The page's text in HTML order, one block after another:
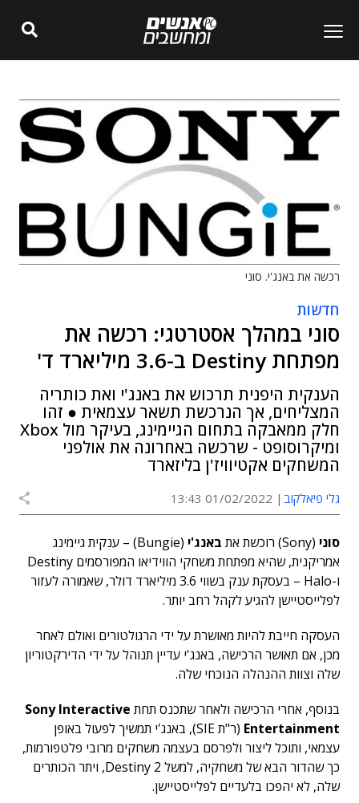
רכשה את באנג'י. סוני
חדשות
סוני במהלך אסטרטגי: רכשה את
מפתחת Destiny ב-3.6 מיליארד ד'
הענקית היפנית תרכוש את באנג'י ואת כותריה
המצליחים, אך הנרכשת תשאר עצמאית ● זהו
חלק ממאבקה בתחום הגיימינג, בעיקר מול Xbox
ומיקרוסופט - שרכשה באחרונה את אולפני
המשחקים אקטיוויז'ן בליזארד
גלי פיאלקוב 01/02/2022 13:43
סוני (Sony) רוכשת את באנג'י
(Bungie) – ענקית גיימינג
אמריקנית, שהיא מפתחת משחקי הווידיאו המפורסמים Destiny
ו-Halo – בעסקת ענק בשווי 3.6 מיליארד דולר, שאמורה לעזור
לפלייסטיישן להגיע לקהל רחב יותר.
העסקה חייבת להיות מאושרת על ידי הרגולטורים ואולם לאחר
מכן, אם תאושר הרכישה, באנג'י עדיין תנוהל על ידי הדירקטוריון
שלה וצוות ההנהלה הנוכחי שלה.
בנוסף, אחרי הרכישה ולאחר שתכנס תחת Sony Interactive
Entertainment
(ר"ת SIE), באנג'י תמשיך לפעול באופן
עצמאי, ותוכל ליצור ולפרסם בעצמה משחקים מרובי פלטפורמות,
כך שהדור הבא של משחקיה, למשל Destiny 2, ויתר הכותרים
שלה, לא יהפכו בלעדיים לפלייסטיישן.